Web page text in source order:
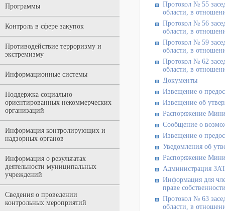
Программы
Контроль в сфере закупок
Противодействие терроризму и
экстремизму
Информационные системы
Поддержка социально
ориентированных некоммерческих
организаций
Информация контролирующих и
надзорных органов
Информация о результатах
деятельности муниципальных
учреждений
Сведения о проведении
контрольных мероприятий
Протокол № 55
области, в
Протокол № 56
области, в
Протокол № 59
области, в
Протокол № 62
области, в
Документы
Извещение о
Извещение об
Распоряжение
Сообщение о
Извещение о
Уведомления об
Распоряжение
Администрация
Информация для
праве
Протокол № 63
области, в